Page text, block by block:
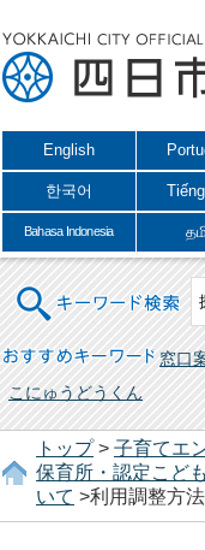
English
한국어
Bahasa Indonesia
キーワード検索
おすすめキーワード 窓口
こにゅうどうくん
トップ> 子育てエ
保育所・認定こど
いて >利用調整方